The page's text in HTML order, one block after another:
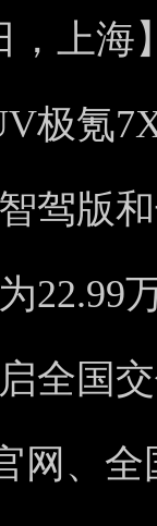
，上海
极氪
驾版
22.99
全国
网、